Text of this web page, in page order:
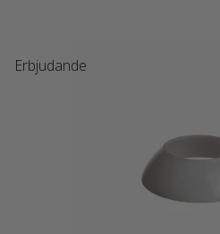
Erbjudande